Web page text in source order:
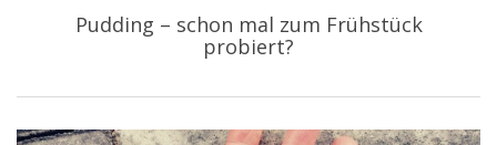
Pudding – schon mal zum Frühstück
probiert?